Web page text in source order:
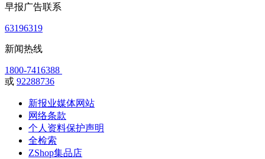
早报广告联系
63196319
新闻热线
1800-7416388
或 92288736
新报业媒体网站
网络条款
个人资料保护声明
全检索
ZShop集品店